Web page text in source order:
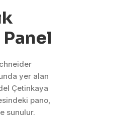
yer alan
Çetinkaya
pano,
sunulur.